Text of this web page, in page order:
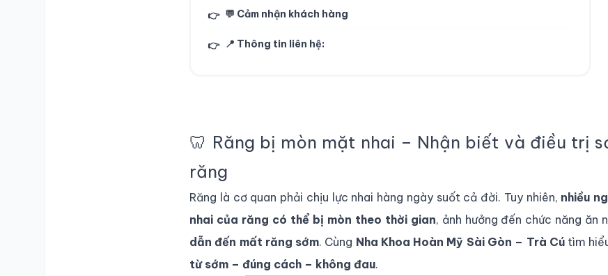
👉 💬 Cảm nhận khách hàng
👉 📍 Thông tin liên hệ:
🦷 Răng bị mòn mặt nhai – Nhận biết và điều trị
răng
Răng là cơ quan phải chịu lực nhai hàng ngày suốt cả đời. Tuy nhiên, nhiều
nhai của răng có thể bị mòn theo thời gian, ảnh hưởng đến chức năng ăn
dẫn đến mất răng sớm. Cùng Nha Khoa Hoàn Mỹ Sài Gòn – Trà Cútìm
từ sớm – đúng cách – không đau.